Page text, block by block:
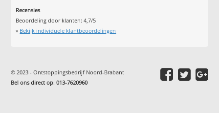
Recensies
Beoordeling door klanten:4,7/5
» Bekijk individuele klantbeoordelingen
© 2023 - Ontstoppingsbedrijf Noord-Brabant
Bel ons direct op:013-7620960